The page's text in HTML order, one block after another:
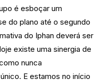
é esboçar um
do plano até o segundo
do Iphan deverá ser
existe uma sinergia de
nunca
E estamos no início